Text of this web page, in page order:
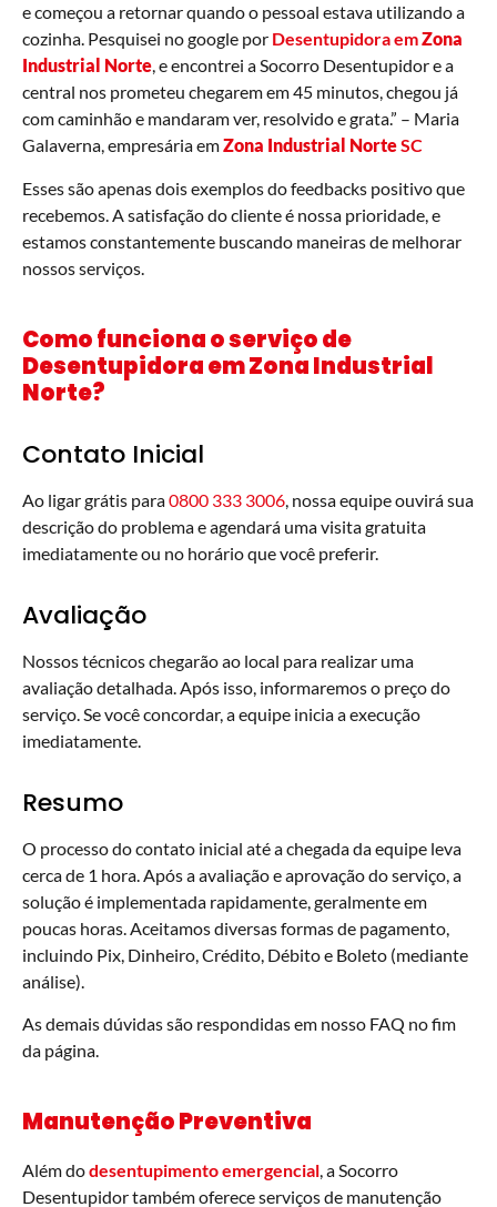
e começou a retornar quando o pessoal estava utilizando a
cozinha. Pesquisei no google por Desentupidora emZona
Industrial Norte, e encontrei a Socorro Desentupidor e a
central nos prometeu chegarem em 45 minutos, chegou já
com caminhão e mandaram ver, resolvido e grata.” – Maria
Galaverna, empresária emZona Industrial NorteSC
Esses são apenas dois exemplos do feedbacks positivo que
recebemos. A satisfação do cliente é nossa prioridade, e
estamos constantemente buscando maneiras de melhorar
nossos serviços.
Como funciona o serviço de
Desentupidora em Zona Industrial
Norte?
Contato Inicial
Ao ligar grátis para0800 333 3006 , nossa equipe ouvirá sua
descrição do problema e agendará uma visita gratuita
imediatamente ou no horário que você preferir.
Avaliação
Nossos técnicos chegarão ao local para realizar uma
avaliação detalhada. Após isso, informaremos o preço do
serviço. Se você concordar, a equipe inicia a execução
imediatamente.
Resumo
O processo do contato inicial até a chegada da equipe leva
cerca de 1 hora. Após a avaliação e aprovação do serviço, a
solução é implementada rapidamente, geralmente em
poucas horas. Aceitamos diversas formas de pagamento,
incluindo Pix, Dinheiro, Crédito, Débito e Boleto (mediante
análise).
As demais dúvidas são respondidas em nosso FAQ no fim
da página.
Manutenção Preventiva
Além dodesentupimento emergencial, a Socorro
Desentupidor também oferece serviços de manutenção